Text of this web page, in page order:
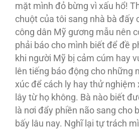
mặt mình đỏ bừng vì xấu hổ!
chuột của tôi sang nhà bà đấy
công dân Mỹ gương mẫu nên
phải báo cho mình biết để đề
khi người Mỹ bị cảm cúm hay
lên tiếng báo động cho những
xúc để cách ly hay thử nghiệm
lây từ họ không. Bà nào biết
là nơi đẩy phiền não sang cho
bấy lâu nay. Nghĩ lại tự trách